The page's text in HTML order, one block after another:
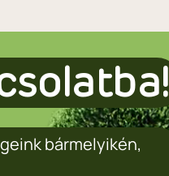
bármelyikén,